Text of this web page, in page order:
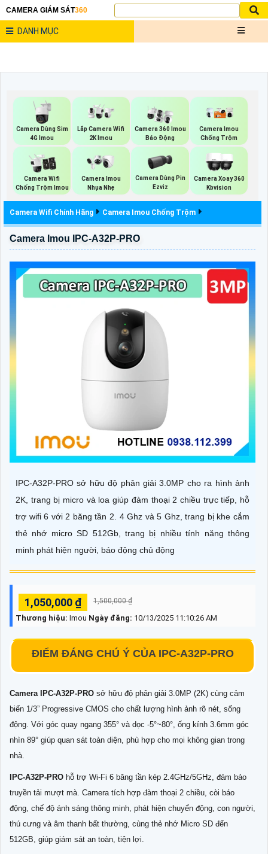
CAMERA GIÁM SÁT360
DANH MỤC
Camera Dùng Sim
4G Imou
Lắp Camera Wifi
2K Imou
Camera 360 Imou
Báo Động
Camera Imou
Chống Trộm
Camera Wifi
Chống Trộm Imou
Camera Imou
Nhụa Nhẹ
Camera Dùng Pin
Ezviz
Camera Xoay 360
Kbvision
Camera Wifi Chính Hãng Camera Imou Chống Trộm
Camera Imou IPC-A32P-PRO
IPC-A32P-PRO sở hữu độ phân giải 3.0MP cho ra hình ảnh
2K, trang bị micro và loa giúp đàm thoại 2 chiều trực tiếp, hỗ
trợ wifi 6 với 2 băng tần 2. 4 Ghz và 5 Ghz, trang bị khe cắm
thẻ nhớ micro SD 512Gb, trang bị nhiều tính năng thông
minh phát hiện người, báo động chủ động
1,050,000 ₫ 1,500,000 ₫
Thương hiệu: Imou Ngày đăng: 10/13/2025 11:10:26 AM
ĐIỂM ĐÁNG CHÚ Ý CỦA IPC-A32P-PRO
Camera IPC-A32P-PRO sở hữu độ phân giải 3.0MP (2K) cùng cảm
biến 1/3” Progressive CMOS cho chất lượng hình ảnh rõ nét, sống
động. Với góc quay ngang 355° và dọc -5°~80°, ống kính 3.6mm góc
nhìn 89° giúp quan sát toàn diện, phù hợp cho mọi không gian trong
nhà.
IPC-A32P-PRO hỗ trợ Wi-Fi 6 băng tần kép 2.4GHz/5GHz, đảm bảo
truyền tải mượt mà. Camera tích hợp đàm thoại 2 chiều, còi báo
động, chế độ ánh sáng thông minh, phát hiện chuyển động, con người,
thú cưng và âm thanh bất thường, cùng thẻ nhớ Micro SD đến
512GB, giúp giám sát an toàn, tiện lợi.